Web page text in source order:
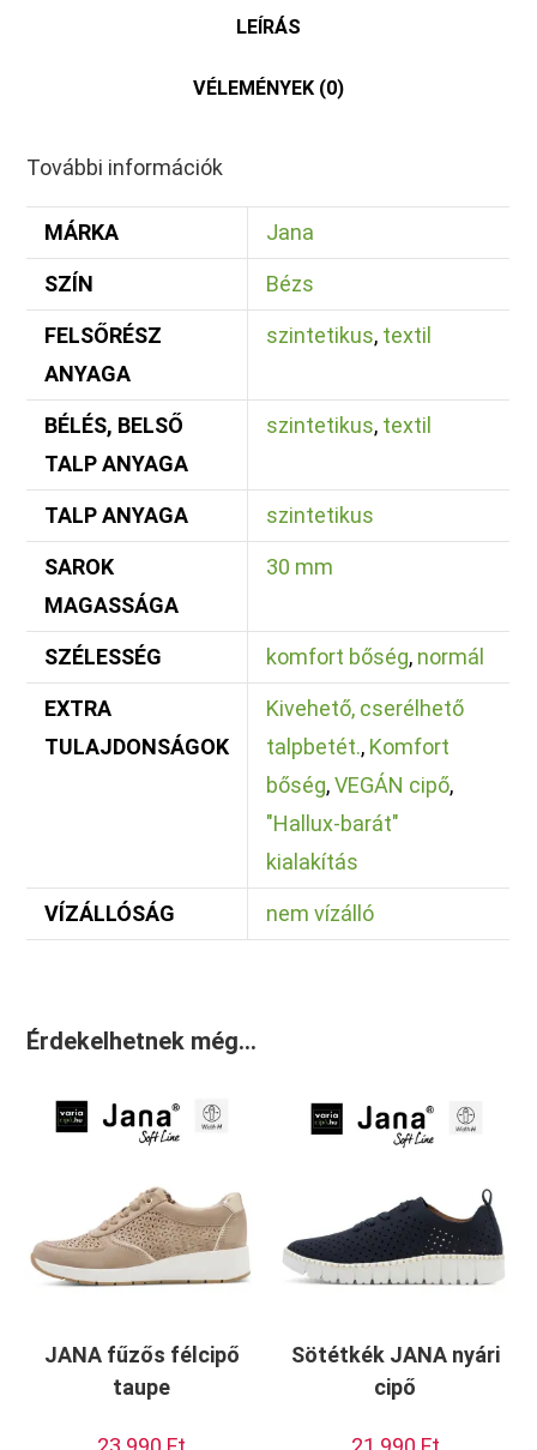
LEÍRÁS
VÉLEMÉNYEK (0)
További információk
MÁRKA Jana
SZÍN Bézs
FELSŐRÉSZ
ANYAGA
szintetikus, textil
BÉLÉS, BELSŐ
TALP ANYAGA
szintetikus, textil
TALP ANYAGA szintetikus
SAROK
MAGASSÁGA
30 mm
SZÉLESSÉG komfort bőség, normál
EXTRA
TULAJDONSÁGOK
Kivehető, cserélhető
talpbetét., Komfort
bőség,VEGÁN cipő,
"Hallux-barát"
kialakítás
VÍZÁLLÓSÁG nem vízálló
Érdekelhetnek még…
JANA fűzős félcipő
taupe
Sötétkék JANA nyári
cipő